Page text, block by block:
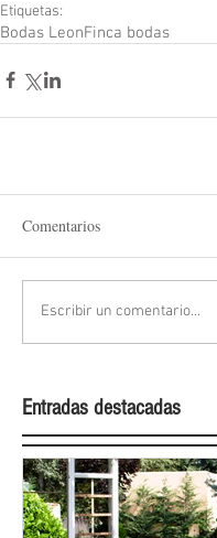
Etiquetas:
Bodas LeonFinca bodas
Comentarios
Escribir un comentario...
Entradas destacadas